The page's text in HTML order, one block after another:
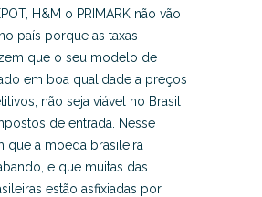
H&M o PRIMARK não vão
país porque as taxas
que o seu modelo de
em boa qualidade a preços
não seja viável no Brasil
de entrada. Nesse
que a moeda brasileira
e que muitas das
estão asfixiadas por